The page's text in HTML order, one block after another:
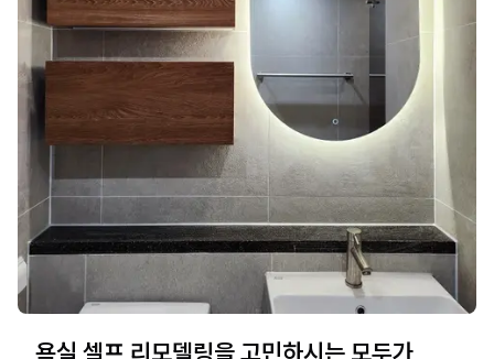
욕실 셀프 리모델링을 고민하시는 모두가